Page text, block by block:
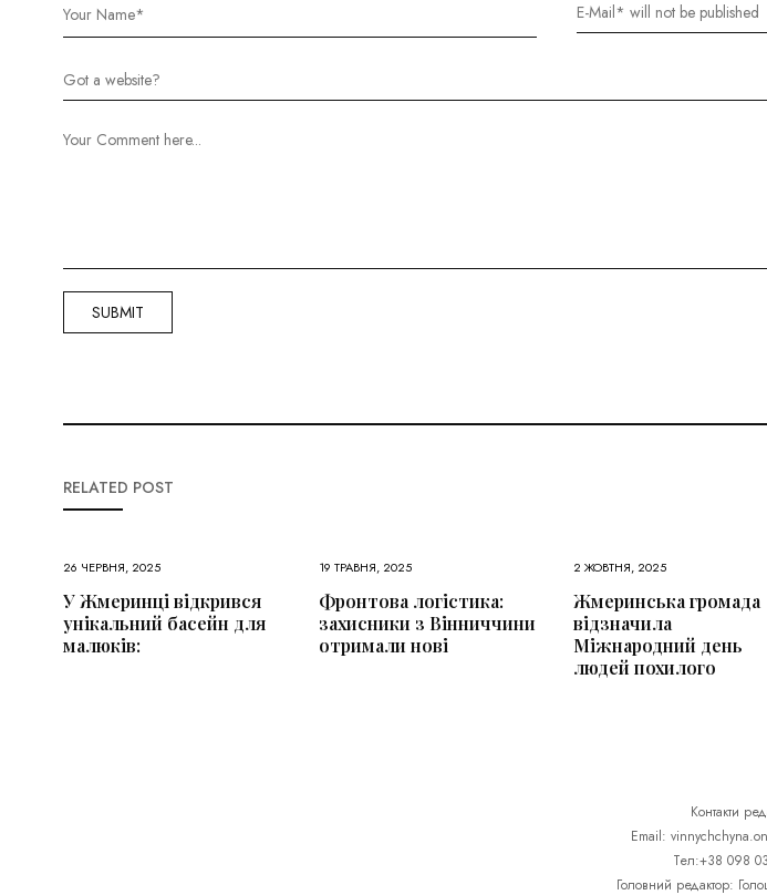
RELATED POST
26 ЧЕРВНЯ, 2025
У Жмеринці відкрився
унікальний басейн для
малюків:
19 ТРАВНЯ, 2025
Фронтова логістика:
захисники з Вінниччини
отримали нові
2 ЖОВТНЯ, 2025
Жмеринська громада
відзначила
Міжнародний день
людей похилого
Контакти
Email:
Тел:+38 098
Головний редактор: